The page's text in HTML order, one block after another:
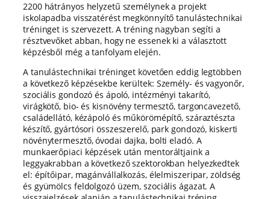
2200 hátrányos helyzetű személynek a projekt
iskolapadba visszatérést megkönnyítő tanulástechnikai
tréninget is szervezett. A tréning nagyban segíti a
résztvevőket abban, hogy ne essenek ki a választott
képzésből még a tanfolyam elején.
A tanulástechnikai tréninget követően eddig legtöbben
a következő képzésekbe kerültek: Személy- és vagyonőr,
szociális gondozó és ápoló, intézményi takarító,
virágkötő, bio- és kisnövény termesztő, targoncavezető,
családellátó, kézápoló és műkörömépítő, száraztészta
készítő, gyártósori összeszerelő, park gondozó, kiskerti
növénytermesztő, óvodai dajka, bolti eladó. A
munkaerőpiaci képzések után mentoráltjaink a
leggyakrabban a következő szektorokban helyezkedtek
el: építőipar, magánvállalkozás, élelmiszeripar, zöldség
és gyümölcs feldolgozó üzem, szociális ágazat. A